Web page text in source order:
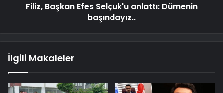
Filiz, Başkan Efes Selçuk'u anlattı: Dümenin
başındayız..
İlgili Makaleler